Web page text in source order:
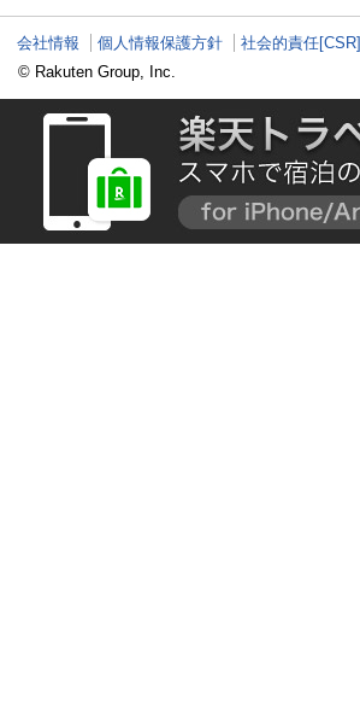
会社情報 個人情報保護方針 社会的責任[CSR]
© Rakuten Group, Inc.